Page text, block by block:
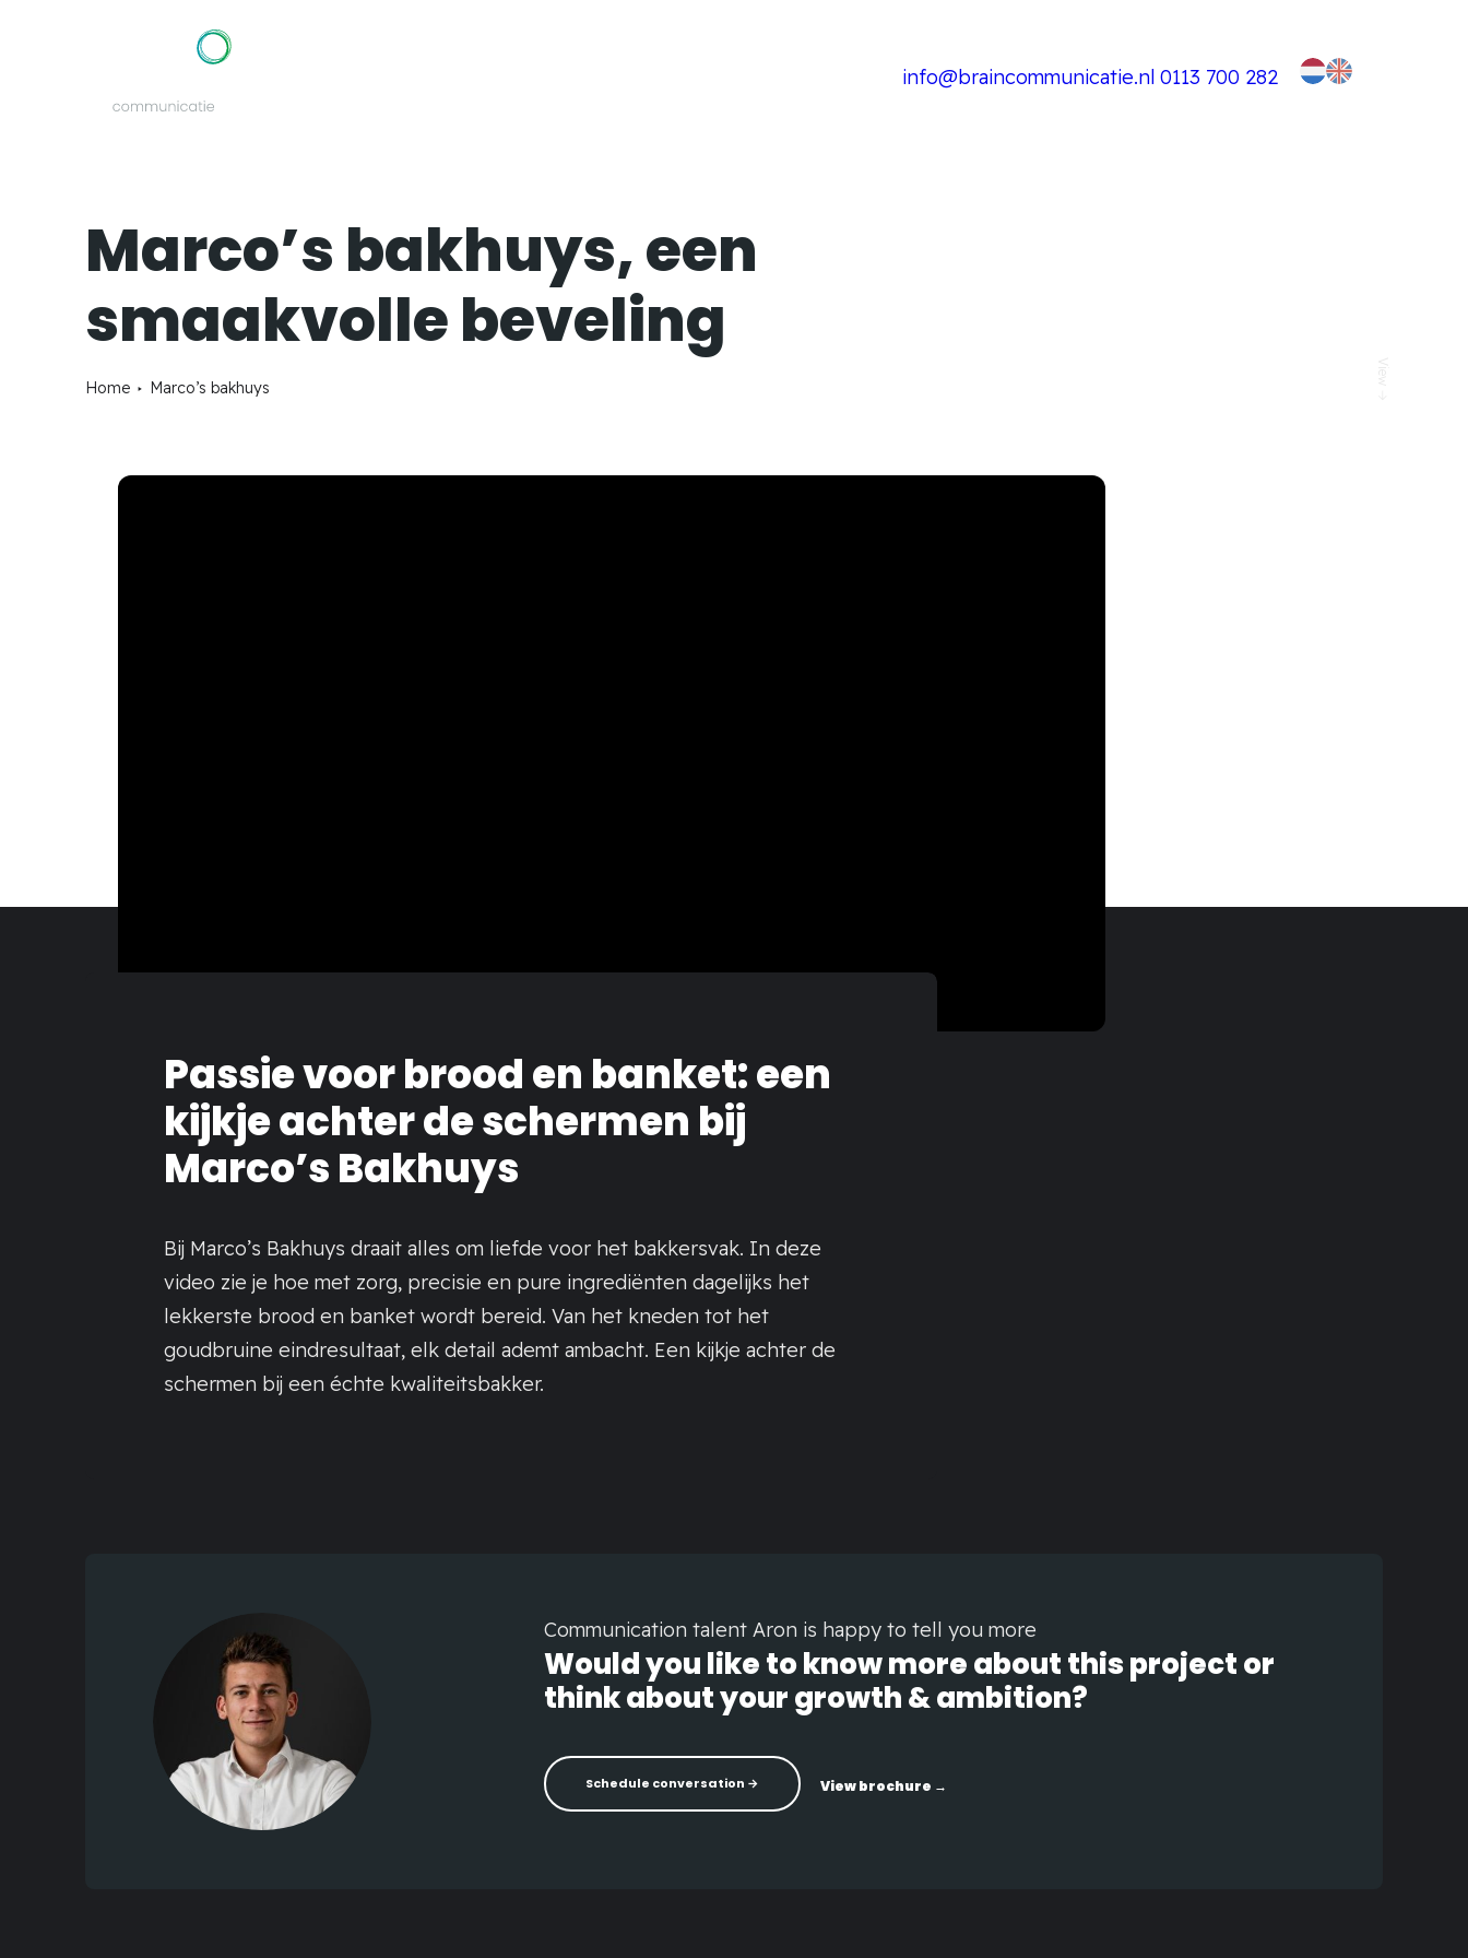
info@braincommunicatie.nl 0113 700 282
Marco’s bakhuys, een
smaakvolle beveling
Home Marco’s bakhuys
Passie voor brood en banket: een
kijkje achter de schermen bij
Marco’s Bakhuys
Bij Marco’s Bakhuys draait alles om liefde voor het bakkersvak. In deze
video zie je hoe met zorg, precisie en pure ingrediënten dagelijks het
lekkerste brood en banket wordt bereid. Van het kneden tot het
goudbruine eindresultaat, elk detail ademt ambacht. Een kijkje achter de
schermen bij een échte kwaliteitsbakker.
Communication talent Aron is happy to tell you more
Would you like to know more about this project or
think about your growth & ambition?
Schedule conversation → View brochure →